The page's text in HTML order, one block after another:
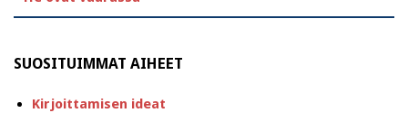
SUOSITUIMMAT AIHEET
Kirjoittamisen ideat